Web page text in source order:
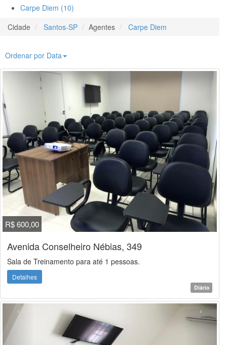
Carpe Diem (10)
Cidade
Santos-SP Agentes Carpe Diem
Ordenar por Data
R$ 600,00
Avenida Conselheiro Nébias, 349
Sala de Treinamento para até 1 pessoas.
Detalhes
Diário
‹ ›